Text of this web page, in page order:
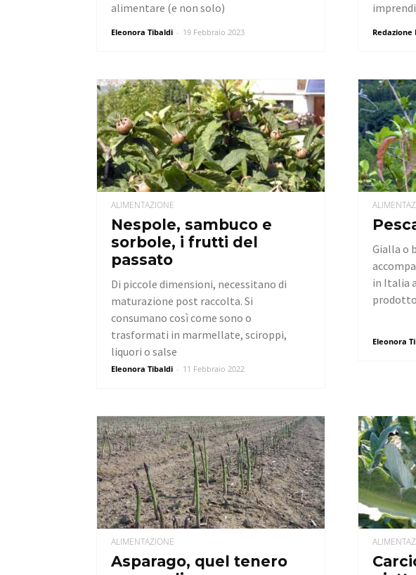
Eleonora Tibaldi - 19 Febbraio 2023
alimentare (e non solo)
Redazione
ALIMENTAZIONE
Nespole, sambuco e
sorbole, i frutti del
passato
Eleonora Tibaldi - 11 Febbraio 2022
Di piccole dimensioni, necessitano di
maturazione post raccolta. Si
consumano così come sono o
trasformati in marmellate, sciroppi,
liquori o salse
Eleonora
Gialla o
in Italia
prodotto
ALIMENTAZIONE
Asparago, quel tenero